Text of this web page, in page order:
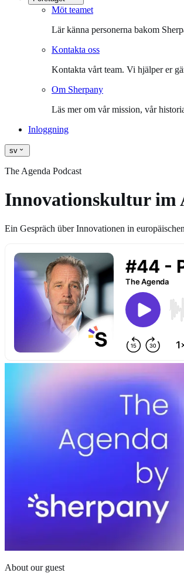
Möt teamet
Lär känna personerna bakom
Kontakta oss
Kontakta vårt team. Vi hjälper er
Om Sherpany
Läs mer om vår mission, vår
Inloggning
sv
The Agenda Podcast
Innovationskultur im
Ein Gespräch über Innovationen in
About our guest